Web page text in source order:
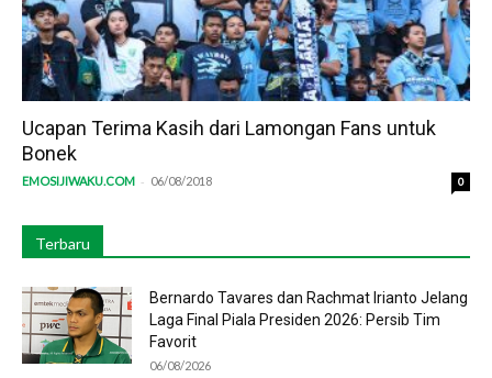
Ucapan Terima Kasih dari Lamongan Fans untuk
Bonek
EMOSIJIWAKU.COM - 06/08/2018 0
Terbaru
Bernardo Tavares dan Rachmat Irianto Jelang
Laga Final Piala Presiden 2026: Persib Tim
Favorit
06/08/2026